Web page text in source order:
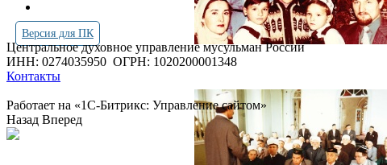
Версия для ПК
Центральное духовное управление мусульман России
ИНН: 0274035950 ОГРН: 1020200001348
Контакты
Работает на «1С-Битрикс: Управление сайтом»
Назад Вперед